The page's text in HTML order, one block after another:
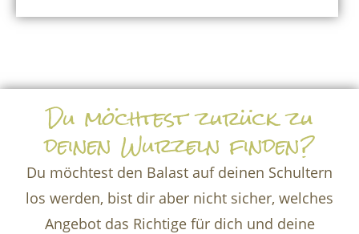
Du möchtest zurück zu
deinen Wurzeln finden?
Du möchtest den Balast auf deinen Schultern
los werden, bist dir aber nicht sicher, welches
Angebot das Richtige für dich und deine